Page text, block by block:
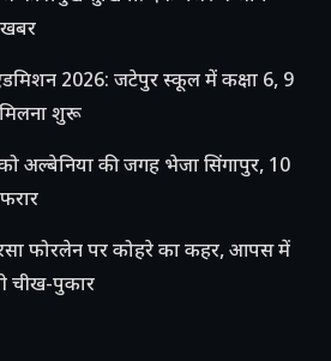
2026: जटेपुर स्कूल में कक्षा 6, 9
शुरू
अल्बेनिया की जगह भेजा सिंगापुर, 10
फोरलेन पर कोहरे का कहर, आपस में
चीख-पुकार